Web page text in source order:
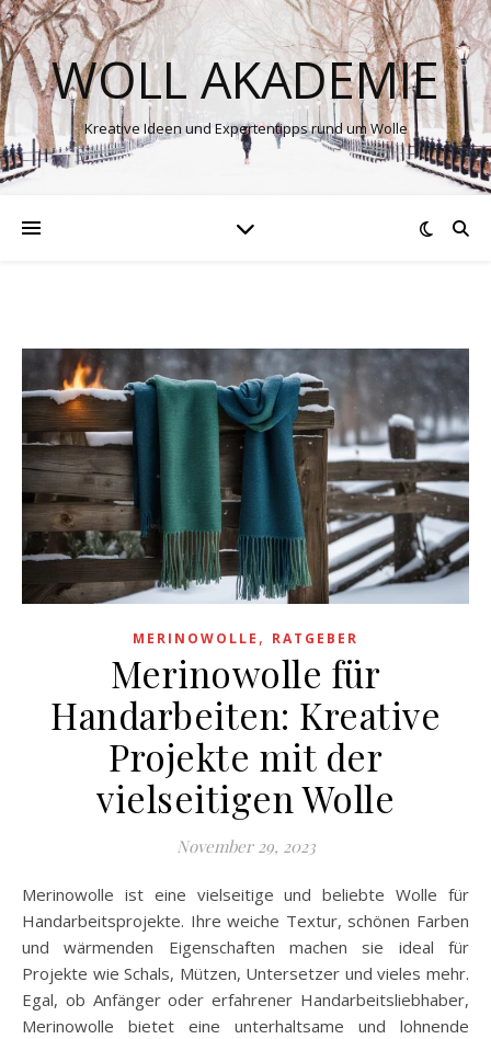
WOLL AKADEMIE
Kreative Ideen und Expertentipps rund um Wolle
MERINOWOLLE , RATGEBER
Merinowolle für
Handarbeiten: Kreative
Projekte mit der
vielseitigen Wolle
November 29, 2023
Merinowolle ist eine vielseitige und beliebte Wolle für
Handarbeitsprojekte. Ihre weiche Textur, schönen Farben
und wärmenden Eigenschaften machen sie ideal für
Projekte wie Schals, Mützen, Untersetzer und vieles mehr.
Egal, ob Anfänger oder erfahrener Handarbeitsliebhaber,
Merinowolle bietet eine unterhaltsame und lohnende